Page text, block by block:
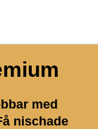
med
nischade